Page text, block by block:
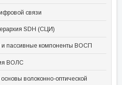
связи
SDH (СЦИ)
и пассивные компоненты ВОСП
ВОЛС
волоконно-оптической